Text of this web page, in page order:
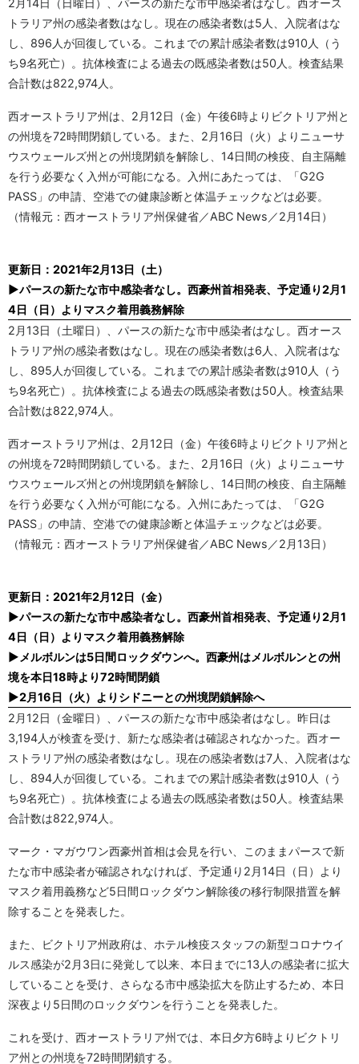
2月14日（日曜日）、パースの新たな市中感染者はなし。西オース
トラリア州の感染者数はなし。現在の感染者数は5人、入院者はな
し、896人が回復している。これまでの累計感染者数は910人（う
ち9名死亡）。抗体検査による過去の既感染者数は50人。検査結果
合計数は822,974人。
西オーストラリア州は、2月12日（金）午後6時よりビクトリア州と
の州境を72時間閉鎖している。また、2月16日（火）よりニューサ
ウスウェールズ州との州境閉鎖を解除し、14日間の検疫、自主隔離
を行う必要なく入州が可能になる。入州にあたっては、「G2G
PASS」の申請、空港での健康診断と体温チェックなどは必要。
（情報元：西オーストラリア州保健省／ABC News／2月14日）
更新日：2021年2月13日（土）
▶パースの新たな市中感染者なし。西豪州首相発表、予定通り2月1
4日（日）よりマスク着用義務解除
2月13日（土曜日）、パースの新たな市中感染者はなし。西オース
トラリア州の感染者数はなし。現在の感染者数は6人、入院者はな
し、895人が回復している。これまでの累計感染者数は910人（う
ち9名死亡）。抗体検査による過去の既感染者数は50人。検査結果
合計数は822,974人。
西オーストラリア州は、2月12日（金）午後6時よりビクトリア州と
の州境を72時間閉鎖している。また、2月16日（火）よりニューサ
ウスウェールズ州との州境閉鎖を解除し、14日間の検疫、自主隔離
を行う必要なく入州が可能になる。入州にあたっては、「G2G
PASS」の申請、空港での健康診断と体温チェックなどは必要。
（情報元：西オーストラリア州保健省／ABC News／2月13日）
更新日：2021年2月12日（金）
▶パースの新たな市中感染者なし。西豪州首相発表、予定通り2月1
4日（日）よりマスク着用義務解除
▶メルボルンは5日間ロックダウンへ。西豪州はメルボルンとの州
境を本日18時より72時間閉鎖
▶2月16日（火）よりシドニーとの州境閉鎖解除へ
2月12日（金曜日）、パースの新たな市中感染者はなし。昨日は
3,194人が検査を受け、新たな感染者は確認されなかった。西オー
ストラリア州の感染者数はなし。現在の感染者数は7人、入院者はな
し、894人が回復している。これまでの累計感染者数は910人（う
ち9名死亡）。抗体検査による過去の既感染者数は50人。検査結果
合計数は822,974人。
マーク・マガウワン西豪州首相は会見を行い、このままパースで新
たな市中感染者が確認されなければ、予定通り2月14日（日）より
マスク着用義務など5日間ロックダウン解除後の移行制限措置を解
除することを発表した。
また、ビクトリア州政府は、ホテル検疫スタッフの新型コロナウイ
ルス感染が2月3日に発覚して以来、本日までに13人の感染者に拡大
していることを受け、さらなる市中感染拡大を防止するため、本日
深夜より5日間のロックダウンを行うことを発表した。
これを受け、西オーストラリア州では、本日夕方6時よりビクトリ
ア州との州境を72時間閉鎖する。